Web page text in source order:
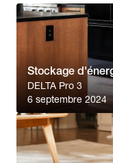
Stockage
DELTA Pro 3
6 septembre 2024